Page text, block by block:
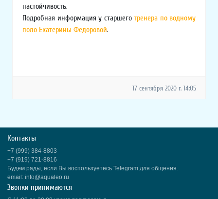
настойчивость.
Подробная информация у старшего тренера по водному
поло Екатерины Федоровой.
17 сентября 2020 г. 14:05
Контакты
+7 (999) 384-8803
+7 (919) 721-8816
Будем рады, если Вы воспользуетесь Telegram для общения.
email: info@aqualeo.ru
Звонки принимаются